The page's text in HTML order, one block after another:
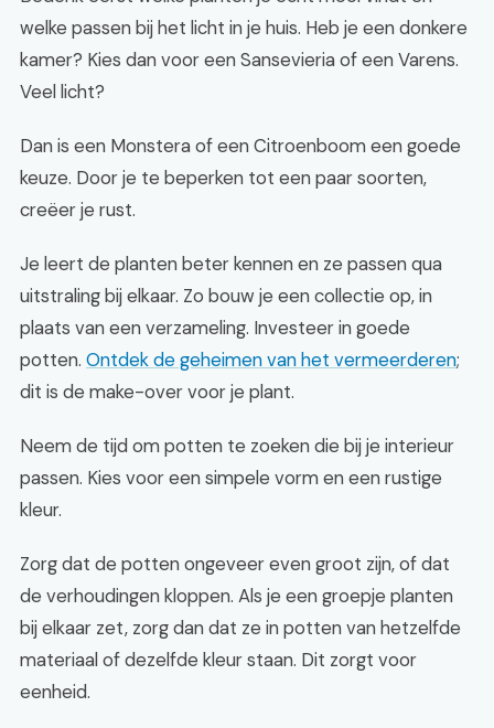
welke passen bij het licht in je huis. Heb je een donkere
kamer? Kies dan voor een Sansevieria of een Varens.
Veel licht?
Dan is een Monstera of een Citroenboom een goede
keuze. Door je te beperken tot een paar soorten,
creëer je rust.
Je leert de planten beter kennen en ze passen qua
uitstraling bij elkaar. Zo bouw je een collectie op, in
plaats van een verzameling. Investeer in goede
potten. Ontdek de geheimen van het vermeerderen;
dit is de make-over voor je plant.
Neem de tijd om potten te zoeken die bij je interieur
passen. Kies voor een simpele vorm en een rustige
kleur.
Zorg dat de potten ongeveer even groot zijn, of dat
de verhoudingen kloppen. Als je een groepje planten
bij elkaar zet, zorg dan dat ze in potten van hetzelfde
materiaal of dezelfde kleur staan. Dit zorgt voor
eenheid.